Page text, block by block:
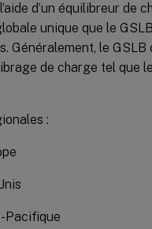
d’un équilibreur de
unique que le
Généralement, le
de charge tel que
:
Pacifique